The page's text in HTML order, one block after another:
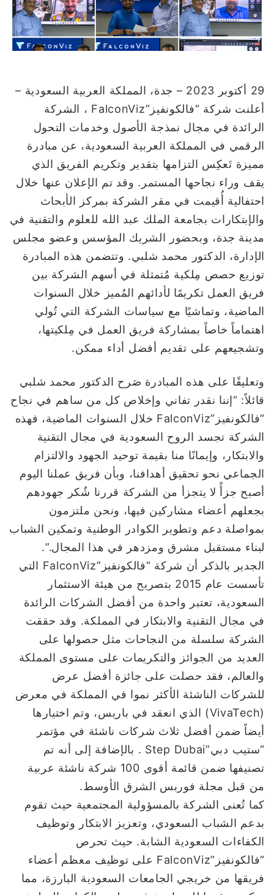
إ
ل
ك
ت
ن
ي
29 أكتوبر 2023 – جدة، المملكة العربية السعودية –
أعلنت شركة “فالكونفيز”FalconViz ، الشركة
الرائدة في مجال نمذجة الأصول وخدمات التحول
الرقمي في المملكة العربية السعودية، عن مبادرة
مميزة تَعكِس التزامها بتقدير وتكريم الفريق الذي
يقف وراء نجاحها المستمر. وقد تم الإعلان عنها خلال
احتفالية أُقيمت في مقر الشركة بمركز الأبحاث
والإبتكارات بجامعة الملك عبد الله للعلوم والتقنية في
مدينة جدة، وبحضور الشريك المؤسس وعضو مجلس
الإدارة، الدكتور محمد شلبي. وتتضمن هذه المبادرة
توزيع حصص مِلكية مُتمثلة في أسهم الشركة بين
فريق العمل تكريمًا لأدائهم المُميز خلال السنوات
الماضية، وتماشيًا مع سياسات الشركة التي تُولي
اهتماماً خاصاً بمشاركة فريق العمل في مِلكيتها،
وتشجيعهم على تقديم أفضل أداء ممكن.
وتعليقًا على هذه المبادرة صَرح الدكتور محمد شلبي
قائلاً: “إننا نقدر تفاني وإخلاص كل من ساهم في نجاح
“فالكونفيز”FalconViz خلال السنوات الماضية، فهذه
الشركة تجسد الروح السعودية في مجال التقنية
والابتكار، وإيمانًا منا بقيمة توحيد الجهود والالتزام
الجماعي نحو تحقيق أهدافنا، وبأن فريق عملنا اليوم
أصبح جزأً لا يتجزأ من الشركة قررنا شُكر جهودهم
بجعلهم أعضاء مشاركين فيها، ونحن ملتزمون
بمواصلة دعم وتطوير الكوادر الوطنية وتمكين الشباب
لبناء مستقبل مشرق ومزدهر في هذا المجال.”.
الجدير بالذكر أن شركة “فالكونفيز”FalconViz التي
تأسست عام 2015 بتصريح من هيئة الاستثمار
السعودية، تعتبر واحدة من أفضل الشركات الرائدة
في مجال التقنية والابتكار في المملكة. وقد حققت
الشركة سلسلة من النجاحات مثل حصولها على
العديد من الجوائز والتكريمات على مستوى المملكة
والعالم، فقد حصلت على جائزة أفضل عرض
للشركات الناشئة الأكثر نموا في المملكة في معرض
(VivaTech) الذي انعقد في باريس، وتم اختيارها
أيضاً ضمن أفضل ثلاث شركات ناشئة في مؤتمر
“ستيب دبي”Step Dubai . بالإضافة إلى أنه تم
تصنيفها ضمن قائمة أقوى 100 شركة ناشئة عربية
من قبل مجلة فوربس الشرق الأوسط.
كما تُعنى الشركة بالمسؤولية المجتمعية حيث تقوم
بدعم الشباب السعودي، وتعزيز الابتكار وتوظيف
الكفاءات السعودية الشابة. حيث تحرص
“فالكونفيز”FalconViz على توظيف معظم أعضاء
فريقها من خريجي الجامعات السعودية البارزة، مما